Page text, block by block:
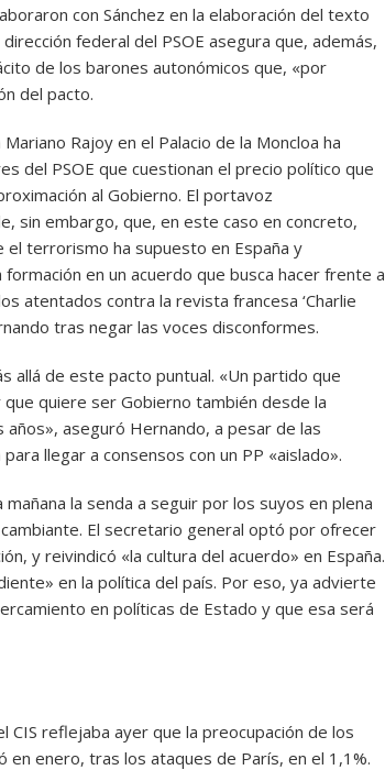
con Sánchez en la elaboración del texto
federal del PSOE asegura que, además,
de los barones autonómicos que, «por
del pacto.
Rajoy en el Palacio de la Moncloa ha
del PSOE que cuestionan el precio político que
al Gobierno. El portavoz
sin embargo, que, en este caso en concreto,
terrorismo ha supuesto en España y
en un acuerdo que busca hacer frente a
atentados contra la revista francesa ‘Charlie
tras negar las voces disconformes.
allá de este pacto puntual. «Un partido que
quiere ser Gobierno también desde la
aseguró Hernando, a pesar de las
llegar a consensos con un PP «aislado».
la senda a seguir por los suyos en plena
El secretario general optó por ofrecer
y reivindicó «la cultura del acuerdo» en España.
en la política del país. Por eso, ya advierte
en políticas de Estado y que esa será
reflejaba ayer que la preocupación de los
enero, tras los ataques de París, en el 1,1%.